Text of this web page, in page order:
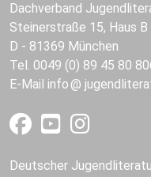
Dachverband
Steinerstraße 15, Haus B
D - 81369 München
Tel. 0049 (0) 89 45 80
E-Mail info
Deutscher